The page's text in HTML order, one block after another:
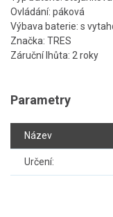
Ovládání: páková
Výbava baterie: s
Značka: TRES
Záruční lhůta: 2 roky
Parametry
Název
Určení: